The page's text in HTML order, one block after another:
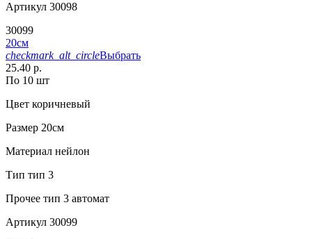
Артикул 30098
30099
20см
checkmark_alt_circleВыбрать
25.40 р.
По 10 шт
Цвет коричневый
Размер 20см
Материал нейлон
Тип тип 3
Прочее тип 3 автомат
Артикул 30099